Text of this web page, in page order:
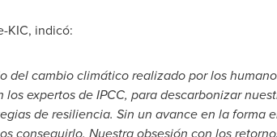
KIC, indicó:
del cambio climático realizado por los
expertos de IPCC, para descarbonizar
de resiliencia. Sin un avance en la forma